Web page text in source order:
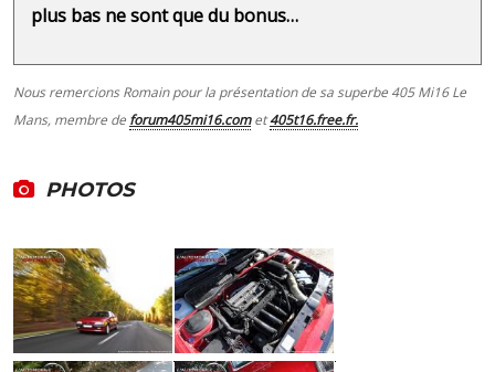
plus bas ne sont que du bonus…
Nous remercions Romain pour la présentation de sa superbe 405 Mi16 Le
Mans, membre de forum405mi16.comet405t16.free.fr.
PHOTOS